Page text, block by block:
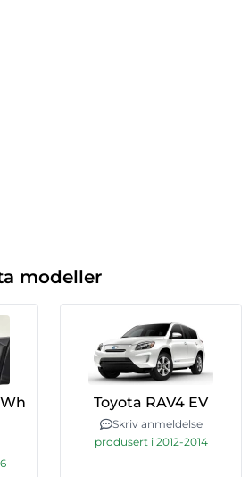
modeller
Toyota RAV4 EV
Skriv anmeldelse
produsert i 2012-2014